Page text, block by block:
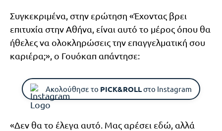
Συγκεκριμένα, στην ερώτηση «Έχοντας βρει
επιτυχία στην Αθήνα, είναι αυτό το μέρος όπου θα
ήθελες να ολοκληρώσεις την επαγγελματική σου
καριέρα;», ο Γουόκαπ απάντησε:
Ακολούθησε το PICK&ROLLστο Instagram
«Δεν θα το έλεγα αυτό. Μας αρέσει εδώ, αλλά